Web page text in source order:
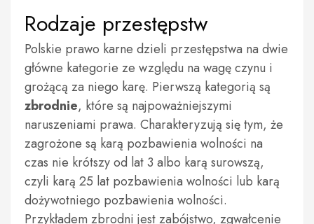
Rodzaje przestępstw
Polskie prawo karne dzieli przestępstwa na dwie
główne kategorie ze względu na wagę czynu i
grożącą za niego karę. Pierwszą kategorią są
zbrodnie, które są najpoważniejszymi
naruszeniami prawa. Charakteryzują się tym, że
zagrożone są karą pozbawienia wolności na
czas nie krótszy od lat 3 albo karą surowszą,
czyli karą 25 lat pozbawienia wolności lub karą
dożywotniego pozbawienia wolności.
Przykładem zbrodni jest zabójstwo, zgwałcenie